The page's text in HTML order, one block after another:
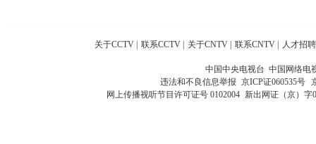
关于CCTV 联系CCTV 关于CNTV 联系CNTV 人才招聘
中国中央电视台 中国网络电
违法和不良信息举报 京ICP证060535号
网上传播视听节目许可证号 0102004 新出网证（京）